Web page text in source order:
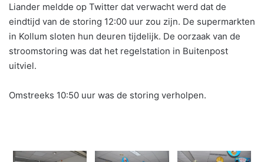
Liander meldde op Twitter dat verwacht werd dat de
eindtijd van de storing 12:00 uur zou zijn. De supermarkten
in Kollum sloten hun deuren tijdelijk. De oorzaak van de
stroomstoring was dat het regelstation in Buitenpost
uitviel.
Omstreeks 10:50 uur was de storing verholpen.